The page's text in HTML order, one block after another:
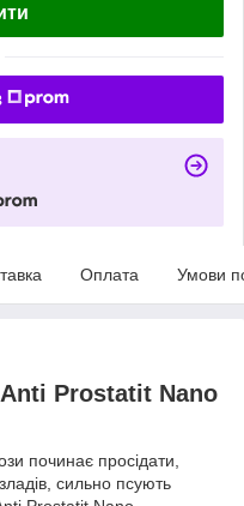
Оплата Умови
Anti Prostatit Nano
починає просідати,
сильно псують